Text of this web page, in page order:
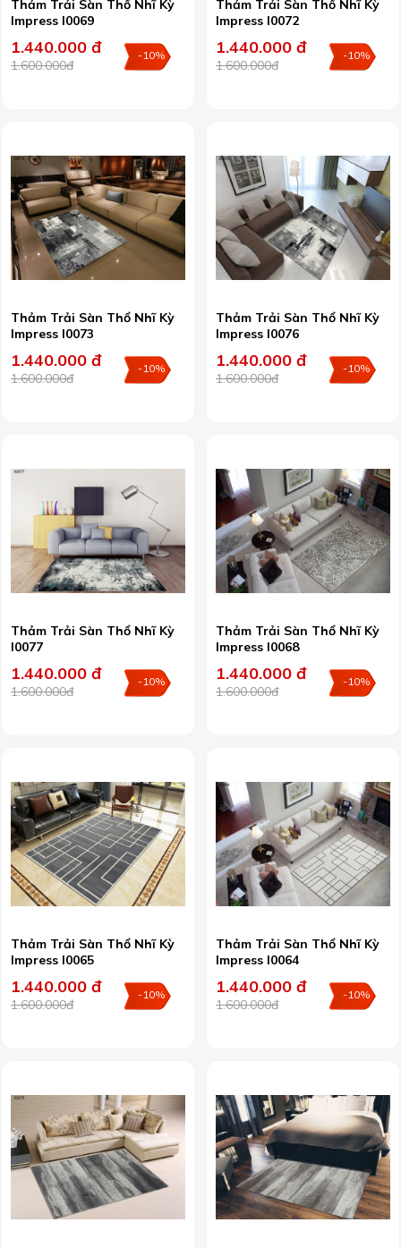
Thảm Trải Sàn Thổ Nhĩ Kỳ
Impress I0069
1.440.000 đ
1.600.000đ
-10%
Thảm Trải Sàn Thổ Nhĩ Kỳ
Impress I0072
1.440.000 đ
1.600.000đ
-10%
Thảm Trải Sàn Thổ Nhĩ Kỳ
Impress I0073
1.440.000 đ
1.600.000đ
-10%
Thảm Trải Sàn Thổ Nhĩ Kỳ
Impress I0076
1.440.000 đ
1.600.000đ
-10%
Thảm Trải Sàn Thổ Nhĩ Kỳ
I0077
1.440.000 đ
1.600.000đ
-10%
Thảm Trải Sàn Thổ Nhĩ Kỳ
Impress I0068
1.440.000 đ
1.600.000đ
-10%
Thảm Trải Sàn Thổ Nhĩ Kỳ
Impress I0065
1.440.000 đ
1.600.000đ
-10%
Thảm Trải Sàn Thổ Nhĩ Kỳ
Impress I0064
1.440.000 đ
1.600.000đ
-10%